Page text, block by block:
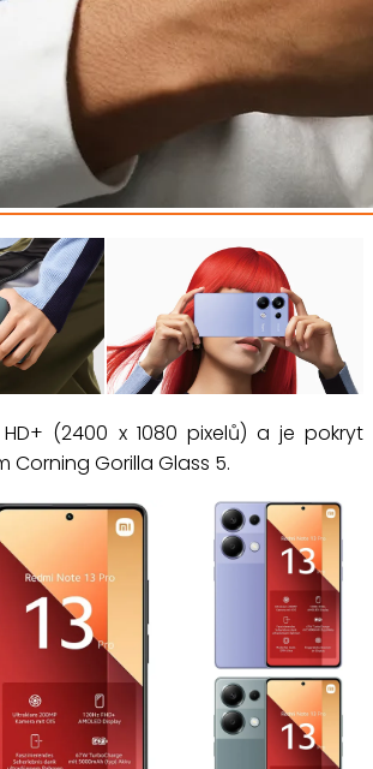
HD+ (2400 x 1080 pixelů) a je pokryt
Corning Gorilla Glass 5.